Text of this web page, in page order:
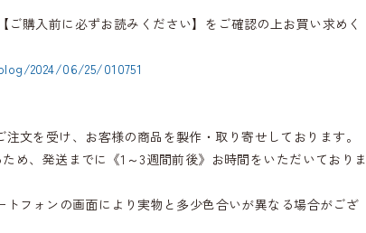
購入前に必ずお読みください】をご確認の上お買い求めく
2024/06/25/010751
文を受け、お客様の商品を製作・取り寄せしております。
め、発送までに《1～3週間前後》お時間をいただいておりま
フォンの画面により実物と多少色合いが異なる場合がござ